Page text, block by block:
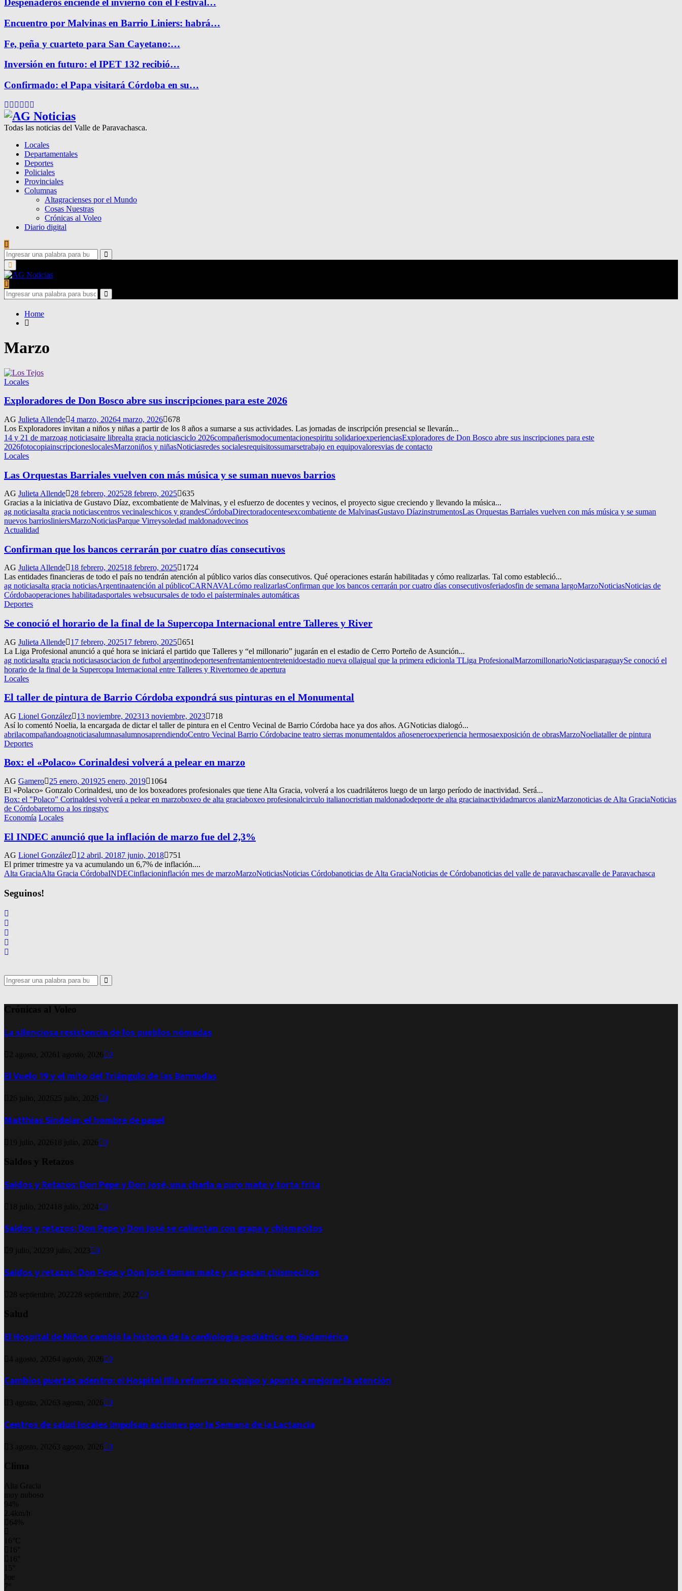
Despeñaderos enciende el invierno con el Festival…
Encuentro por Malvinas en Barrio Liniers: habrá…
Fe, peña y cuarteto para San Cayetano:…
Inversión en futuro: el IPET 132 recibió…
Confirmado: el Papa visitará Córdoba en su…
Facebook
Twitter
Instagram
Pinterest
Google
Todas las noticias del Valle de Paravachasca.
Locales
Departamentales
Deportes
Policiales
Provinciales
Columnas
Altagracienses por el Mundo
Cosas Nuestras
Crónicas al Voleo
Diario digital
Search
for:
Search
Primary
Menu
Search
for:
Search
Home
Marzo
Locales
Exploradores de Don Bosco abre sus inscripciones para este 2026
AG Julieta Allende 4 marzo, 20264 marzo, 2026 678
Los Exploradores invitan a niños y niñas a partir de los 8 años a sumarse a sus actividades. Las jornadas de inscripción presencial se llevarán...
14 y 21 de marzoag noticiasaire librealta gracia noticiasciclo 2026compañerismodocumentacionespiritu solidarioexperienciasExploradores de Don Bosco abre sus inscripciones para este
2026fotocopiainscripcioneslocalesMarzoniños y niñasNoticiasredes socialesrequisitossumarsetrabajo en equipovaloresvias de contacto
Locales
Las Orquestas Barriales vuelven con más música y se suman nuevos barrios
AG Julieta Allende 28 febrero, 202528 febrero, 2025 635
Gracias a la iniciativa de Gustavo Díaz, excombatiente de Malvinas, y el esfuerzo de docentes y vecinos, el proyecto sigue creciendo y llevando la música...
ag noticiasalta gracia noticiascentros vecinaleschicos y grandesCórdobaDirectoradocentesexcombatiente de MalvinasGustavo DíazinstrumentosLas Orquestas Barriales vuelven con más música y se suman
nuevos barriosliniersMarzoNoticiasParque Virreysoledad maldonadovecinos
Actualidad
Confirman que los bancos cerrarán por cuatro días consecutivos
AG Julieta Allende 18 febrero, 202518 febrero, 2025
1724
Las entidades financieras de todo el país no tendrán atención al público varios días consecutivos. Qué operaciones estarán habilitadas y cómo realizarlas. Tal como estableció...
ag noticiasalta gracia noticiasArgentinaatención al públicoCARNAVALcómo realizarlasConfirman que los bancos cerrarán por cuatro días consecutivosferiadosfin de semana largoMarzoNoticiasNoticias de
Córdobaoperaciones habilitadasportales websucursales de todo el paísterminales automáticas
Deportes
Se conoció el horario de la final de la Supercopa Internacional entre Talleres y River
AG Julieta Allende 17 febrero, 202517 febrero, 2025 651
La Liga Profesional anunció a qué hora se iniciará el partido que Talleres y “el millonario” jugarán en el estadio de Cerro Porteño de Asunción...
ag noticiasalta gracia noticiasasociacion de futbol argentinodeportesenfrentamientoentretenidoestadio nueva ollaigual que la primera edicionla TLiga ProfesionalMarzomillonarioNoticiasparaguaySe conoció el
horario de la final de la Supercopa Internacional entre Talleres y Rivertorneo de apertura
Locales
El taller de pintura de Barrio Córdoba expondrá sus pinturas en el Monumental
AG Lionel González 13 noviembre, 202313 noviembre, 2023
718
Así lo comentó Noelia, la encargada de dictar el taller de pintura en el Centro Vecinal de Barrio Córdoba hace ya dos años. AGNoticias dialogó...
abrilacompañandoagnoticiasalumnasalumnosaprendiendoCentro Vecinal Barrio Córdobacine teatro sierras monumentaldos añoseneroexperiencia hermosaexposición de obrasMarzoNoeliataller de pintura
Deportes
Box: el «Polaco» Corinaldesi volverá a pelear en marzo
AG Gamero 25 enero, 201925 enero, 2019
1064
El «Polaco» Gonzalo Corinaldesi, uno de los boxeadores profesionales que tiene Alta Gracia, volverá a los cuadriláteros luego de un largo período de inactividad. Será...
Box: el "Polaco" Corinaldesi volverá a pelear en marzoboxeo de alta graciaboxeo profesionalcirculo italianocristian maldonadodeporte de alta graciainactividadmarcos alanizMarzonoticias de Alta GraciaNoticias
de Córdobaretorno a los ringstyc
Economía Locales
El INDEC anunció que la inflación de marzo fue del 2,3%
AG Lionel González 12 abril, 20187 junio, 2018
751
El primer trimestre ya va acumulando un 6,7% de inflación....
Alta GraciaAlta Gracia CórdobaINDECinflacioninflación mes de marzoMarzoNoticiasNoticias Córdobanoticias de Alta GraciaNoticias de Córdobanoticias del valle de paravachascavalle de Paravachasca
Seguinos!
Search
for:
Search
Crónicas al Voleo
La silenciosa resistencia de los pueblos nómadas
2 agosto, 2026 1 agosto, 2026 0
El Vuelo 19 y el mito del Triángulo de las Bermudas
26 julio, 2026 25 julio, 2026 0
Matthias Sindelar, el hombre de papel
19 julio, 2026 18 julio, 2026 0
Saldos y Retazos
Saldos y Retazos: Don Pepe y Don José, una charla a puro mate y torta frita
18 julio, 2024 18 julio, 2024 0
Saldos y retazos: Don Pepe y Don José se calientan con grapa y chismecitos
9 julio, 20239 julio, 2023 0
Saldos y retazos: Don Pepe y Don José toman mate y se pasan chismecitos
28 septiembre, 2022 28 septiembre, 2022 0
Salud
El Hospital de Niños cambió la historia de la cardiología pediátrica en Sudamérica
4 agosto, 20264 agosto, 2026 0
Cambios puertas adentro: el Hospital Illia refuerza su equipo y apunta a mejorar la atención
3 agosto, 2026 3 agosto, 2026 0
Centros de salud locales impulsan acciones por la Semana de la Lactancia
3 agosto, 2026 3 agosto, 2026 0
Clima
Alta Gracia
muy nuboso
94%
2.4km/h
64%
16 C
16
16
15
Jue
7